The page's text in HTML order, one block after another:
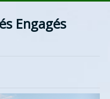
Engagés